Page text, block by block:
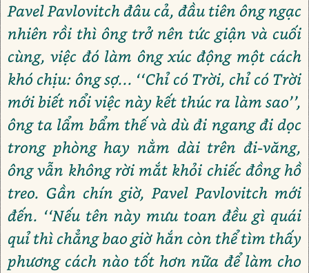
Pavel Pavlovitch đâu cả, đầu tiên ông ngạc
nhiên rồi thì ông trở nên tức giận và cuối
cùng, việc đó làm ông xúc động một cách
khó chịu: ông sợ... ‘‘Chỉ có Trời, chỉ có Trời
mới biết nổi việc này kết thúc ra làm sao’’,
ông ta lẩm bẩm thế và dù đi ngang đi dọc
trong phòng hay nằm dài trên đi-văng,
ông vẫn không rời mắt khỏi chiếc đồng hồ
treo. Gần chín giờ, Pavel Pavlovitch mới
đến. ‘‘Nếu tên này mưu toan đều gì quái
quỉ thì chẳng bao giờ hắn còn thể tìm thấy
phương cách nào tốt hơn nữa để làm cho